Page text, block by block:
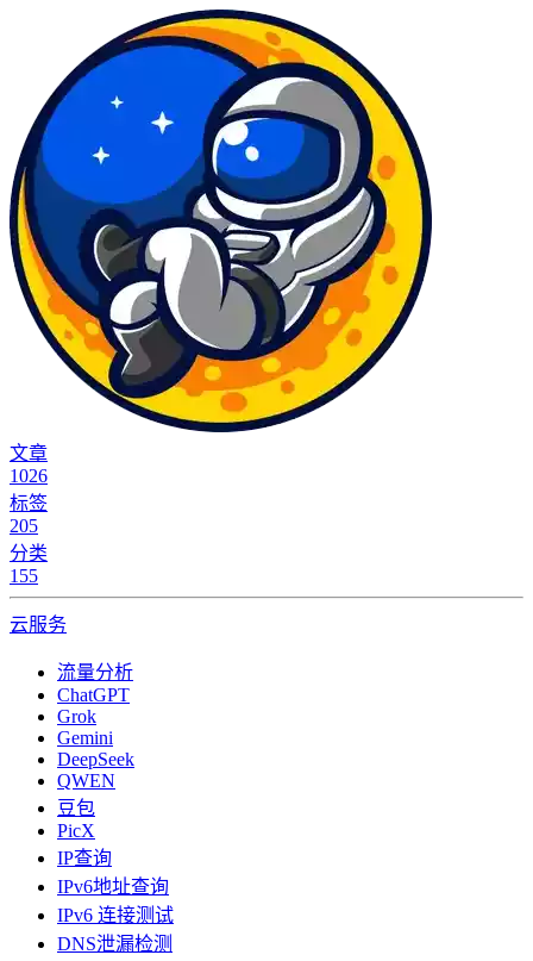
文章
1026
标签
205
分类
155
云服务
流量分析
ChatGPT
Grok
Gemini
DeepSeek
QWEN
豆包
PicX
IP查询
IPv6地址查询
IPv6 连接测试
DNS泄漏检测